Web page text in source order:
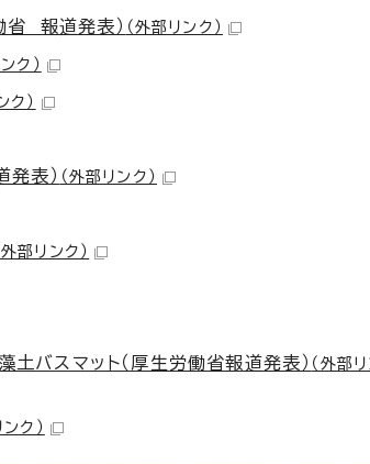
省 報道発表） （外部リンク）
ク）
ク）
表） （外部リンク）
外部リンク）
バスマット（厚生労働省報道発表） （外部リ
ク）